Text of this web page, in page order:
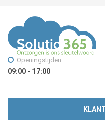
Openingstijden
09:00 - 17:00